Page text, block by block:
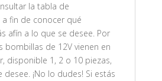
la tabla de
fin de conocer qué
afín a lo que se desee. Por
bombillas de 12V vienen en
disponible 1, 2 o 10 piezas,
desee. ¡No lo dudes! Si estás